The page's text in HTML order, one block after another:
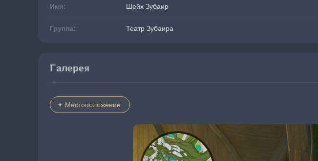
Имя: Шейх Зубаир
Группа: Театр Зубаира
Галерея
Местоположение